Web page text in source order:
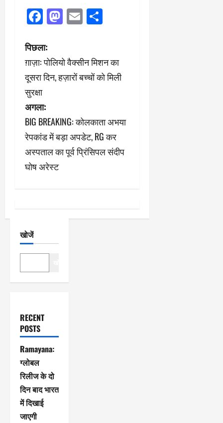
Facebook
Mastodon
Email
पो
स्ट
ने
वि
गे
श
न
पिछला:
ग़ाज़ा: पोलियो वैक्सीन मिशन का
दूसरा दिन, हज़ारों बच्चों को मिली
सुरक्षा
अगला:
BIG BREAKING: कोलकाता अभया
रेपकांड में बड़ा अपडेट, RG कर
अस्पताल का पूर्व प्रिंसिपल संदीप
घोष अरेस्ट
खोजें
RECENT
POSTS
Ramayana:
ग्लोबल
रिलीज के दो
दिन बाद भारत
में दिखाई
जाएगी